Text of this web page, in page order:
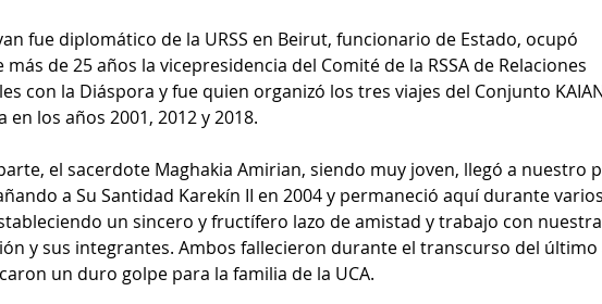
fue diplomático de la URSS en Beirut, funcionario de Estado, ocupó
de 25 años la vicepresidencia del Comité de la RSSA de Relaciones
con la Diáspora y fue quien organizó los tres viajes del Conjunto
en los años 2001, 2012 y 2018.
el sacerdote Maghakia Amirian, siendo muy joven, llegó a nuestro
a Su Santidad Karekín II en 2004 y permaneció aquí durante varios
un sincero y fructífero lazo de amistad y trabajo con nuestra
y sus integrantes. Ambos fallecieron durante el transcurso del último
un duro golpe para la familia de la UCA.